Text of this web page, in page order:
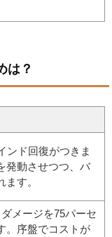
は？
ンド回復がつきま
発動させつつ、バ
す。
メージを75パーセ
。序盤でコストが